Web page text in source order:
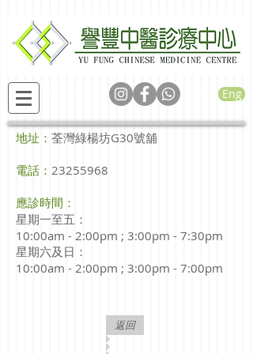
Eng
地址： 荃灣綠楊坊G30號舖
電話： 23255968
應診時間：
星期一至五：
10:00am - 2:00pm ; 3:00pm - 7:30pm
星期六及日：
10:00am - 2:00pm ; 3:00pm - 7:00pm
返回